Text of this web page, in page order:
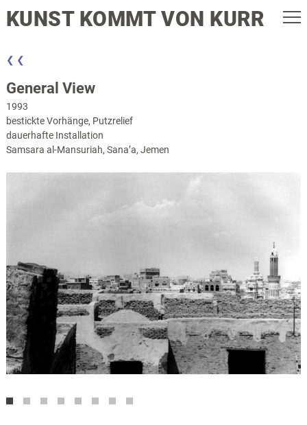
KUNST KOMMT VON KURR
❮ ❮
General View
1993
bestickte Vorhänge, Putzrelief
dauerhafte Installation
Samsara al-Mansuriah, Sana’a, Jemen